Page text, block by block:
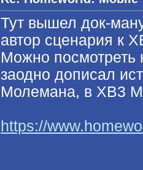
Тут вышел док-
автор сценария к
Можно посмотреть
заодно дописал
Молемана, в ХВ3
https://